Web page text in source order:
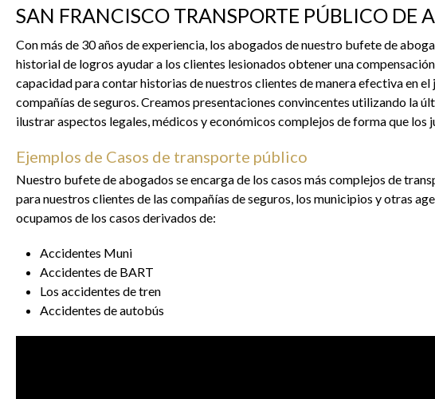
SAN FRANCISCO TRANSPORTE PÚBLICO DE
Con más de 30 años de experiencia, los abogados de nuestro bufete de
historial de logros ayudar a los clientes lesionados obtener una
capacidad para contar historias de nuestros clientes de manera efectiva en
compañías de seguros. Creamos presentaciones convincentes utilizando la
ilustrar aspectos legales, médicos y económicos complejos de forma que los
Ejemplos de Casos de transporte público
Nuestro bufete de abogados se encarga de los casos más complejos de
para nuestros clientes de las compañías de seguros, los municipios y otras
ocupamos de los casos derivados de:
Accidentes Muni
Accidentes de BART
Los accidentes de tren
Accidentes de autobús